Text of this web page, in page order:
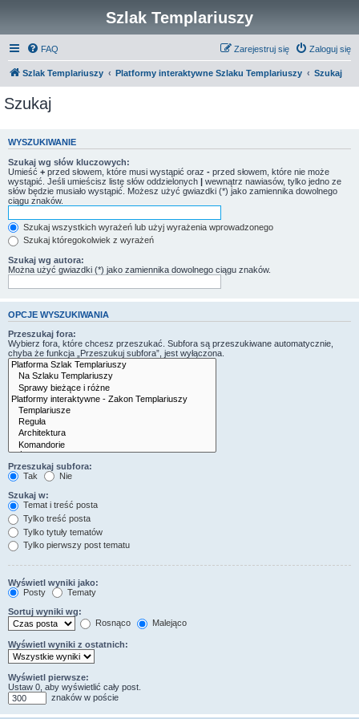
Szlak Templariuszy
FAQ Zaloguj się
Zarejestruj się
Szlak Templariuszy Platformy interaktywne Szlaku Templariuszy Szukaj
Szukaj
WYSZUKIWANIE
Szukaj wg słów kluczowych:
Umieść + przed słowem, które musi wystąpić oraz - przed słowem, które nie może
wystąpić. Jeśli umieścisz listę słów oddzielonych | wewnątrz nawiasów, tylko jedno ze
słów będzie musiało wystąpić. Możesz użyć gwiazdki (*) jako zamiennika dowolnego
ciągu znaków.
Szukaj wszystkich wyrażeń lub użyj wyrażenia wprowadzonego
Szukaj któregokolwiek z wyrażeń
Szukaj wg autora:
Można użyć gwiazdki (*) jako zamiennika dowolnego ciągu znaków.
OPCJE WYSZUKIWANIA
Przeszukaj fora:
Wybierz fora, które chcesz przeszukać. Subfora są przeszukiwane automatycznie,
chyba że funkcja „Przeszukuj subfora”, jest wyłączona.
Przeszukaj subfora:
Tak
Nie
Szukaj w:
Temat i treść posta
Tylko treść posta
Tylko tytuły tematów
Tylko pierwszy post tematu
Wyświetl wyniki jako:
Posty
Tematy
Sortuj wyniki wg:
Rosnąco
Malejąco
Wyświetl wyniki z ostatnich:
Wyświetl pierwsze:
Ustaw 0, aby wyświetlić cały post.
znaków w poście